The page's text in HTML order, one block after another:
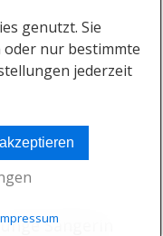
Sängerin
genutzt. Sie
oder nur bestimmte
jederzeit